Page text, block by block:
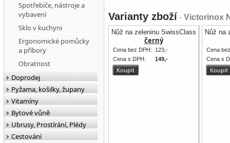
Varianty zboží - Victorinox
Nůž na zeleninu SwissClassic 8 cm
černý
Cena bez DPH:
123,-
Cena s DPH:
149,-
Nůž na
Cena
Cena s
Spotřebiče, nástroje a
vybavení
Sklo v kuchyni
Ergonomické pomůcky
a příbory
Obratnost
Doprodej
Pyžama, košilky, župany
Vitamíny
Bytové vůně
Ubrusy, Prostírání, Plédy
Cestování